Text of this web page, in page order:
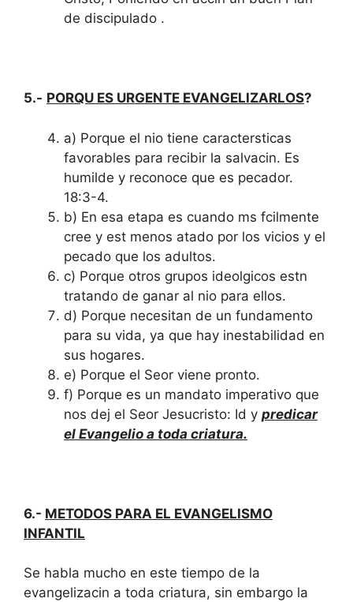
de discipulado .
5.- PORQU ES URGENTE EVANGELIZARLOS?
a) Porque el nio tiene caractersticas
favorables para recibir la salvacin. Es
humilde y reconoce que es pecador.
18:3-4.
b) En esa etapa es cuando ms fcilmente
cree y est menos atado por los vicios y el
pecado que los adultos.
c) Porque otros grupos ideolgicos estn
tratando de ganar al nio para ellos.
d) Porque necesitan de un fundamento
para su vida, ya que hay inestabilidad en
sus hogares.
e) Porque el Seor viene pronto.
f) Porque es un mandato imperativo que
nos dej el Seor Jesucristo: Id y predicar
el Evangelio a toda criatura.
6.- METODOS PARA EL EVANGELISMO
INFANTIL
Se habla mucho en este tiempo de la
evangelizacin a toda criatura, sin embargo la